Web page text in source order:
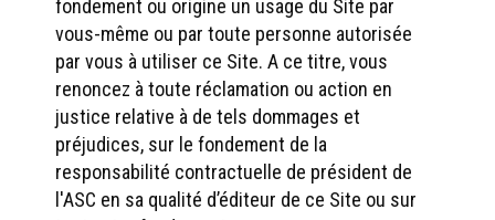
fondement ou origine un usage du Site par
vous-même ou par toute personne autorisée
par vous à utiliser ce Site. A ce titre, vous
renoncez à toute réclamation ou action en
justice relative à de tels dommages et
préjudices, sur le fondement de la
responsabilité contractuelle de président de
l'ASC en sa qualité d’éditeur de ce Site ou sur